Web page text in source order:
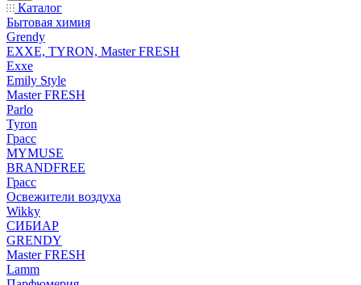
Каталог
Бытовая химия
Grendy
EXXE, TYRON, Master FRESH
Exxe
Emily Style
Master FRESH
Parlo
Tyron
Грасс
MYMUSE
BRANDFREE
Грасс
Освежители воздуха
Wikky
СИБИАР
GRENDY
Master FRESH
Lamm